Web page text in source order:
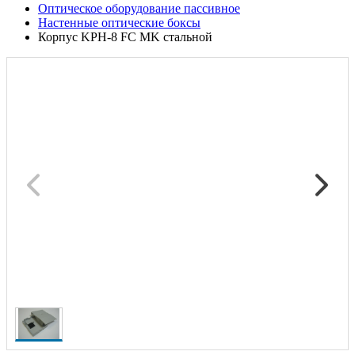
Оптическое оборудование пассивное
Настенные оптические боксы
Корпус KPH-8 FC MK стальной